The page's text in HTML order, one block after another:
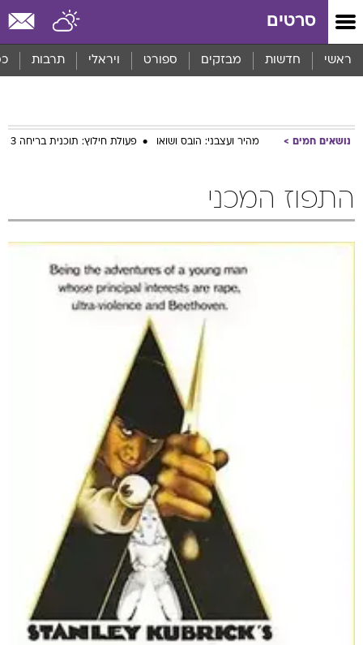
סרטים
ראשי חדשות מבזקים ספורט ויראלי תרבות
נושאים חמים מהיר ועצבני: הובס ושואו פעולת חילוץ: תוכנית בריחה 3
התפוז המכני